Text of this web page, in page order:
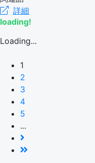
詳細
loading!
Loading...
1
2
3
4
5
...